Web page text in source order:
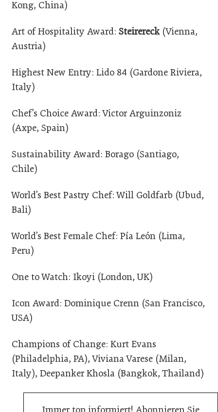
Kong, China)
Art of Hospitality Award: Steirereck (Vienna,
Austria)
Highest New Entry: Lido 84 (Gardone Riviera,
Italy)
Chef’s Choice Award: Victor Arguinzoniz
(Axpe, Spain)
Sustainability Award: Borago (Santiago,
Chile)
World’s Best Pastry Chef: Will Goldfarb (Ubud,
Bali)
World’s Best Female Chef: Pía León (Lima,
Peru)
One to Watch: Ikoyi (London, UK)
Icon Award: Dominique Crenn (San Francisco,
USA)
Champions of Change: Kurt Evans
(Philadelphia, PA), Viviana Varese (Milan,
Italy), Deepanker Khosla (Bangkok, Thailand)